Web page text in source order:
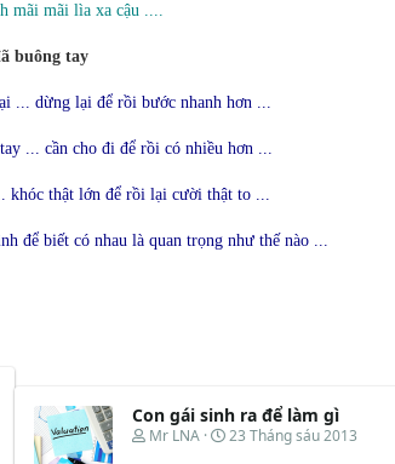
mãi mãi lìa xa cậu ....
buông tay
... dừng lại để rồi bước nhanh hơn ...
... cần cho đi để rồi có nhiều hơn ...
khóc thật lớn để rồi lại cười thật to ...
để biết có nhau là quan trọng như thế nào ...
Con gái sinh ra để làm gì
T
Mr LNA
N
23 Tháng sáu 2013